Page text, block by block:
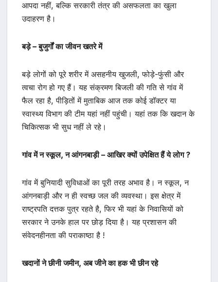
आपदा नहीं, बल्कि सरकारी तंत्र की असफलता का खुला
उदाहरण है।
बड़े – बुजुर्गों का जीवन खतरे में
बड़े लोगों को पूरे शरीर में असहनीय खुजली, फोड़े-फुंसी और
त्वचा रोग हो गए हैं। यह संक्रमण बिजली की गति से गांव में
फैल रहा है, पीड़ितों में मुताबिक आज तक कोई डॉक्टर या
स्वास्थ्य विभाग की टीम यहां नहीं पहुंची। यहां तक कि खदान के
चिकित्सक भी सुध नहीं ले रहे।
गांव में न स्कूल, न आंगनबाड़ी – आखिर क्यों उपेक्षित हैं ये लोग ?
गांव में बुनियादी सुविधाओं का पूरी तरह अभाव है। न स्कूल, न
आंगनबाड़ी और न ही स्वच्छ जल की व्यवस्था। इस क्षेत्र में
राष्ट्रपति दत्तक पुत्र रहते है, फिर भी यहां के निवासियों को
सरकार ने उनके हाल पर छोड़ दिया है। यह प्रशासन की
संवेदनहीनता की पराकाष्ठा है !
खदानों ने छीनी जमीन, अब जीने का हक भी छीन रहे